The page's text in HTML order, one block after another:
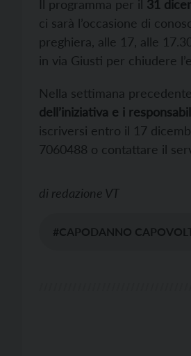
Il programma per il 31
ci sarà l’occasione di
preghiera, alle 17, alle
in via Giusti per chiudere
Nella settimana
dell’iniziativa e i
iscriversi entro il 17
7060488 o contattare il
di redazione VT
#CAPODANNO